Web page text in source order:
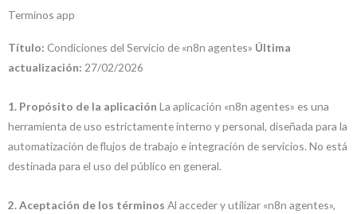
Terminos app
Título: Condiciones del Servicio de «n8n agentes» Última
actualización: 27/02/2026
1. Propósito de la aplicación La aplicación «n8n agentes» es una
herramienta de uso estrictamente interno y personal, diseñada para la
automatización de flujos de trabajo e integración de servicios. No está
destinada para el uso del público en general.
2. Aceptación de los términos Al acceder y utilizar «n8n agentes»,